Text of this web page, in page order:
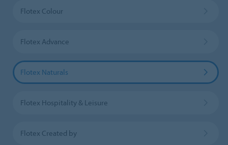
Flotex Colour
Flotex Advance
Flotex Naturals
Flotex Hospitality & Leisure
Flotex Created by